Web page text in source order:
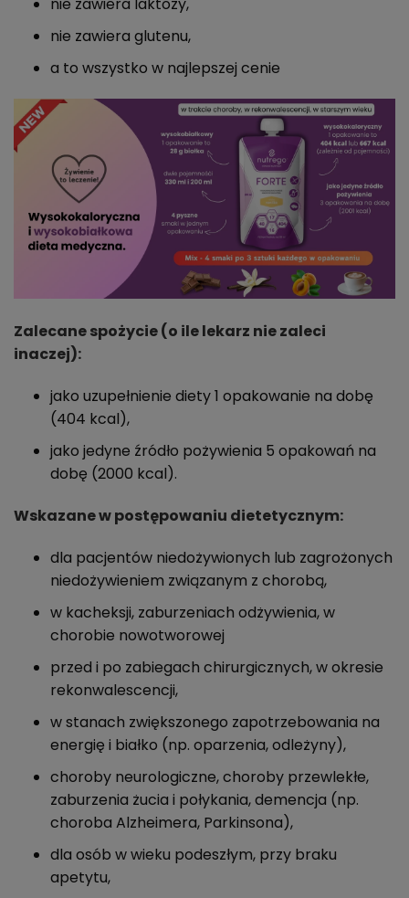
nie zawiera laktozy,
nie zawiera glutenu,
a to wszystko w najlepszej cenie
Zalecane spożycie (o ile lekarz nie zaleci
inaczej):
jako uzupełnienie diety 1 opakowanie na dobę
(404 kcal),
jako jedyne źródło pożywienia 5 opakowań na
dobę (2000 kcal).
Wskazane w postępowaniu dietetycznym:
dla pacjentów niedożywionych lub zagrożonych
niedożywieniem związanym z chorobą,
w kacheksji, zaburzeniach odżywienia, w
chorobie nowotworowej
przed i po zabiegach chirurgicznych, w okresie
rekonwalescencji,
w stanach zwiększonego zapotrzebowania na
energię i białko (np. oparzenia, odleżyny),
choroby neurologiczne, choroby przewlekłe,
zaburzenia żucia i połykania, demencja (np.
choroba Alzheimera, Parkinsona),
dla osób w wieku podeszłym, przy braku
apetytu,